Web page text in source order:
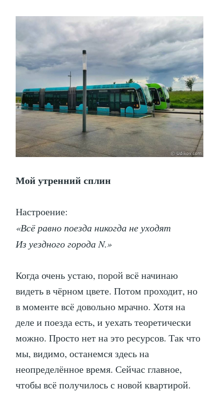
Мой утренний сплин
Настроение:
«Всё равно поезда никогда не уходят
Из уездного города N.»
Когда очень устаю, порой всё начинаю
видеть в чёрном цвете. Потом проходит, но
в моменте всё довольно мрачно. Хотя на
деле и поезда есть, и уехать теоретически
можно. Просто нет на это ресурсов. Так что
мы, видимо, останемся здесь на
неопределённое время. Сейчас главное,
чтобы всё получилось с новой квартирой.